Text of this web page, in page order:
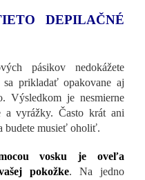
DEPILAČNÉ
pásikov nedokážete
prikladať opakovane aj
Výsledkom je nesmierne
a vyrážky. Často krát ani
budete musieť oholiť.
vosku je oveľa
pokožke. Na jedno